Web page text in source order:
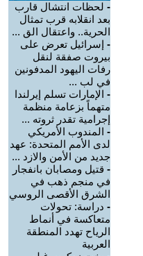
- لحظات انتشال قارب
بعد انقلابه قرب تمثال
الحرية.. واعتقال الق ...
- إسرائيل تعرض على
بيروت صفقة لنقل
رفات اليهود المدفونين
في لب ...
- الإمارات تسلم إيرلندا
متهماً بزعامة منظمة
إجرامية تقدر ثروته ...
- المندوب الأمريكي
لدى الأمم المتحدة: عهد
جديد من الأمن والازد ...
- قتيل ومصابان بانفجار
في منجم ذهب في
الشرق الأقصى الروسي
- دراسة: تحولات
متعاكسة في أنماط
الرياح تهدد المنطقة
العربية